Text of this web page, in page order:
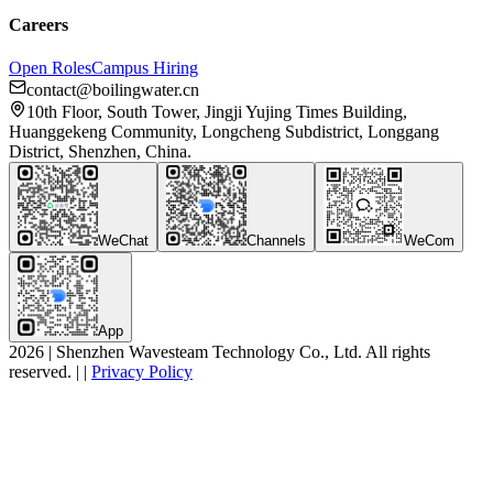
Careers
Open RolesCampus Hiring
contact@boilingwater.cn
10th Floor, South Tower, Jingji Yujing Times Building,
Huanggekeng Community, Longcheng Subdistrict, Longgang
District, Shenzhen, China.
WeChat Channels WeCom
App
2026 | Shenzhen Wavesteam Technology Co., Ltd. All rights
reserved. | | Privacy Policy